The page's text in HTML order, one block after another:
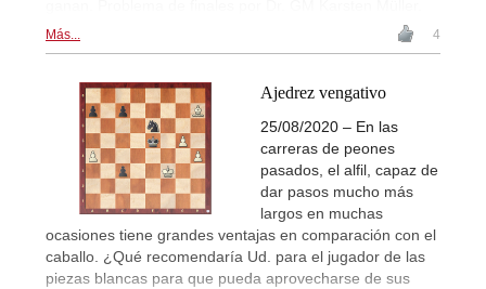
Más... 4
Ajedrez vengativo
25/08/2020 – En las
carreras de peones
pasados, el alfil, capaz de
dar pasos mucho más
largos en muchas
ocasiones tiene grandes ventajas en comparación con el
caballo. ¿Qué recomendaría Ud. para el jugador de las
piezas blancas para que pueda aprovecharse de sus